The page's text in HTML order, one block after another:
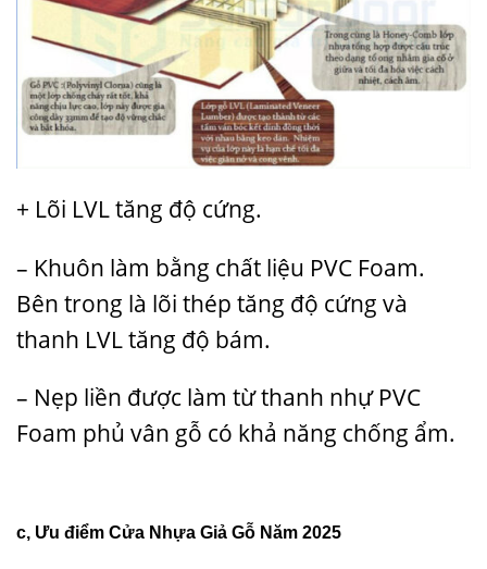
+ Lõi LVL tăng độ cứng.
– Khuôn làm bằng chất liệu PVC Foam.
Bên trong là lõi thép tăng độ cứng và
thanh LVL tăng độ bám.
– Nẹp liền được làm từ thanh nhự PVC
Foam phủ vân gỗ có khả năng chống ẩm.
c, Ưu điểm Cửa Nhựa Giả Gỗ Năm 2025